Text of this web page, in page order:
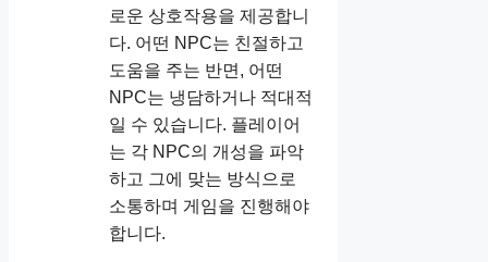
로운 상호작용을 제공합니
다. 어떤 NPC는 친절하고
도움을 주는 반면, 어떤
NPC는 냉담하거나 적대적
일 수 있습니다. 플레이어
는 각 NPC의 개성을 파악
하고 그에 맞는 방식으로
소통하며 게임을 진행해야
합니다.